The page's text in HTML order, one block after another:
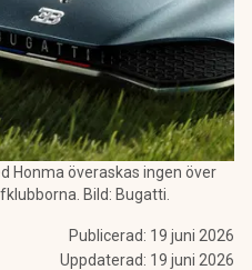
Honma överaskas ingen över
Bild: Bugatti.
Publicerad: 19 juni 2026
Uppdaterad: 19 juni 2026